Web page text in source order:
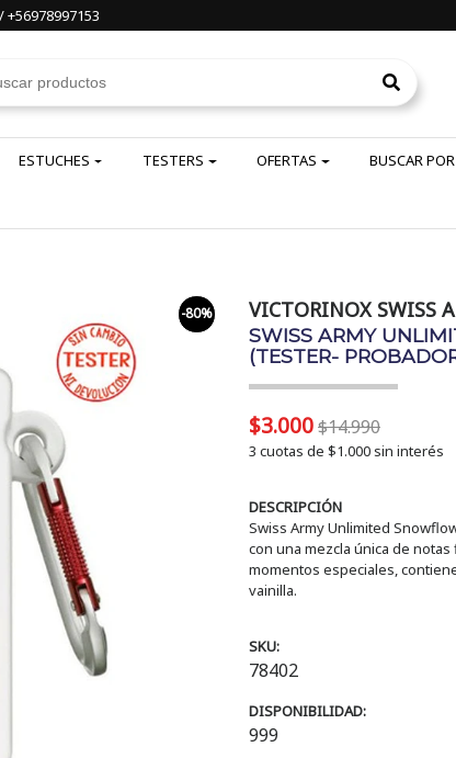
+56978997153
ESTUCHES TESTERS OFERTAS BUSCAR
-80% VICTORINOX SWISS
SWISS ARMY
(TESTER-
$3.000$14.990
3 cuotas de $1.000sin interés
DESCRIPCIÓN
Swiss Army Unlimited
con una mezcla única de
momentos especiales,
vainilla.
SKU:
78402
DISPONIBILIDAD:
999